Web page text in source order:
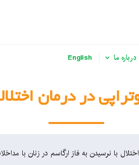
درباره ما English
در درمان
با نرسیدن به فاز ارگاسم در زنان با